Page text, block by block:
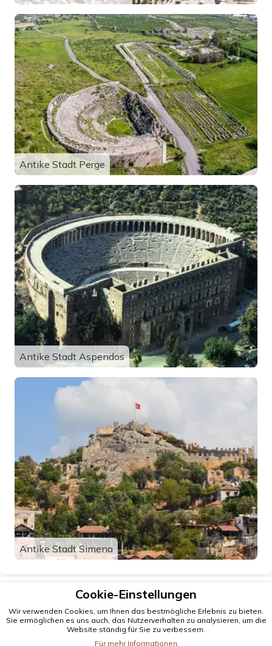
Antike Stadt Perge
Antike Stadt Aspendos
Antike Stadt Simena
Cookie-Einstellungen
Wir verwenden Cookies, um Ihnen das bestmögliche Erlebnis zu bieten.
Sie ermöglichen es uns auch, das Nutzerverhalten zu analysieren, um die
Website ständig für Sie zu verbessern.
Für mehr Informationen